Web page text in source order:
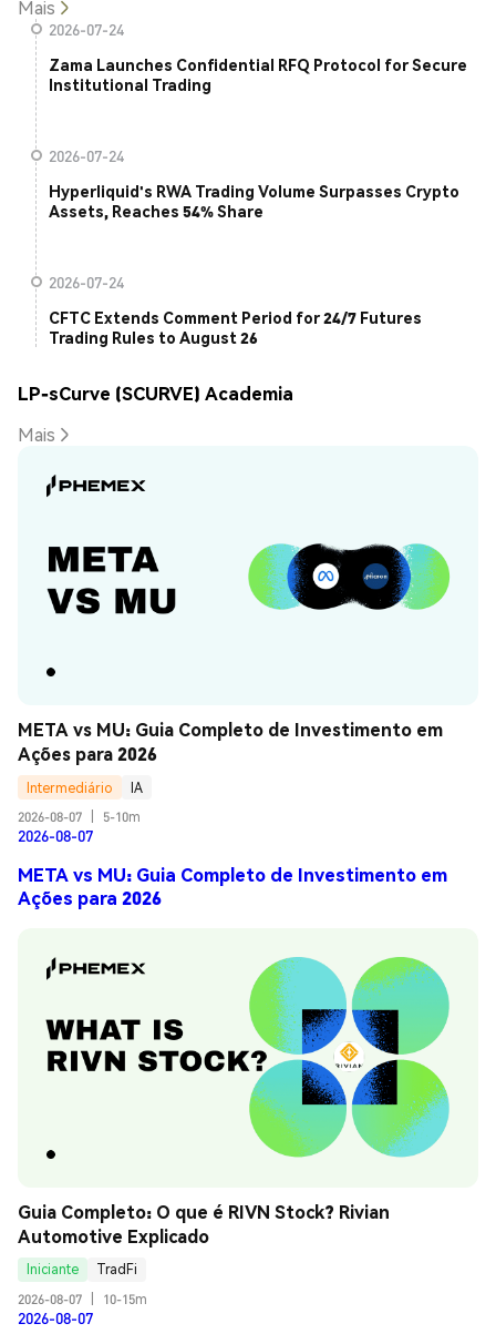
Mais
2026-07-24
Zama Launches Confidential RFQ Protocol for Secure
Institutional Trading
2026-07-24
Hyperliquid's RWA Trading Volume Surpasses Crypto
Assets, Reaches 54% Share
2026-07-24
CFTC Extends Comment Period for 24/7 Futures
Trading Rules to August 26
LP-sCurve (SCURVE) Academia
Mais
META vs MU: Guia Completo de Investimento em
Ações para 2026
Intermediário
IA
2026-08-07
5-10m
2026-08-07
META vs MU: Guia Completo de Investimento em
Ações para 2026
Guia Completo: O que é RIVN Stock? Rivian
Automotive Explicado
Iniciante
TradFi
2026-08-07
10-15m
2026-08-07